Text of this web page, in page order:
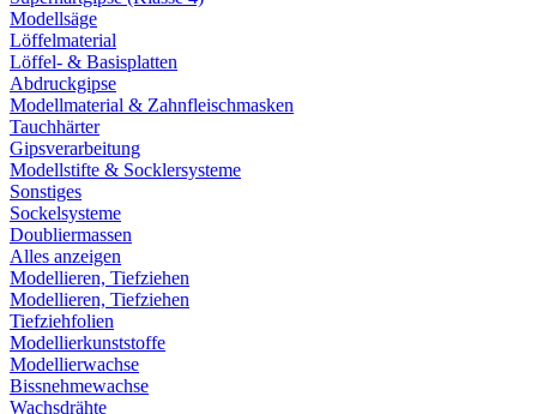
Modellsäge
Löffelmaterial
Löffel- & Basisplatten
Abdruckgipse
Modellmaterial & Zahnfleischmasken
Tauchhärter
Gipsverarbeitung
Modellstifte & Socklersysteme
Sonstiges
Sockelsysteme
Doubliermassen
Alles anzeigen
Modellieren, Tiefziehen
Modellieren, Tiefziehen
Tiefziehfolien
Modellierkunststoffe
Modellierwachse
Bissnehmewachse
Wachsdrähte